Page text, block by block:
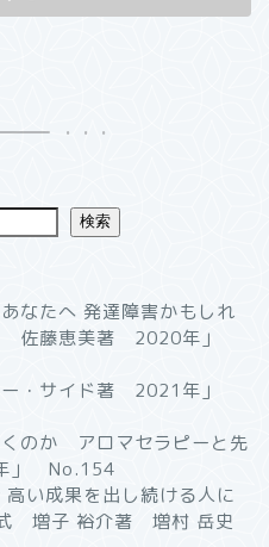
検索
なたへ 発達障害かもしれ
佐藤恵美著 2020年」
・サイド著 2021年」
のか アロマセラピーと先
」 No.154
い成果を出し続ける人に
増子 裕介著 増村 岳史